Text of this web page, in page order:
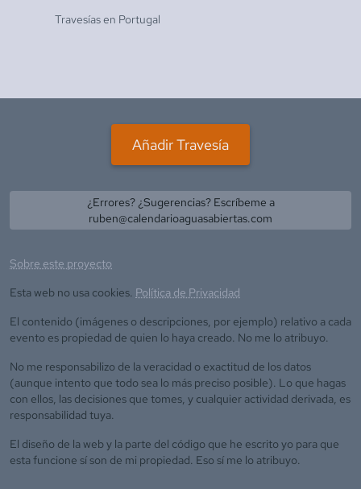
Travesías en Portugal
Añadir Travesía
¿Errores? ¿Sugerencias? Escríbeme a
ruben@calendarioaguasabiertas.com
Sobre este proyecto
Esta web no usa cookies. Política de Privacidad
El contenido (imágenes o descripciones, por ejemplo) relativo a cada
evento es propiedad de quien lo haya creado. No me lo atribuyo.
No me responsabilizo de la veracidad o exactitud de los datos
(aunque intento que todo sea lo más preciso posible). Lo que hagas
con ellos, las decisiones que tomes, y cualquier actividad derivada, es
responsabilidad tuya.
El diseño de la web y la parte del código que he escrito yo para que
esta funcione sí son de mi propiedad. Eso sí me lo atribuyo.